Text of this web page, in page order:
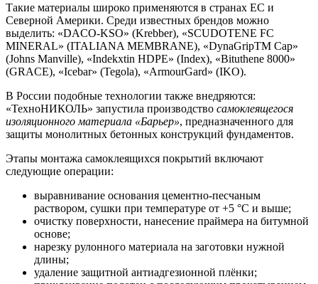
Такие материалы широко применяются в странах ЕС и
Северной Америки. Среди известных брендов можно
выделить: «DACO-KSO» (Krebber), «SCUDOTENE FC
MINERAL» (ITALIANA MEMBRANE), «DynaGripTM Cap»
(Johns Manville), «Indekxtin HDPE» (Index), «Bituthene 8000»
(GRACE), «Icebar» (Tegola), «ArmourGard» (IKO).
В России подобные технологии также внедряются:
«ТехноНИКОЛЬ» запустила производство самоклеящегося
изоляционного материала «Барьер», предназначенного для
защиты монолитных бетонных конструкций фундаментов.
Этапы монтажа самоклеящихся покрытий включают
следующие операции:
выравнивание основания цементно-песчаным
раствором, сушки при температуре от +5 °C и выше;
очистку поверхности, нанесение праймера на битумной
основе;
нарезку рулонного материала на заготовки нужной
длины;
удаление защитной антиадгезионной плёнки;